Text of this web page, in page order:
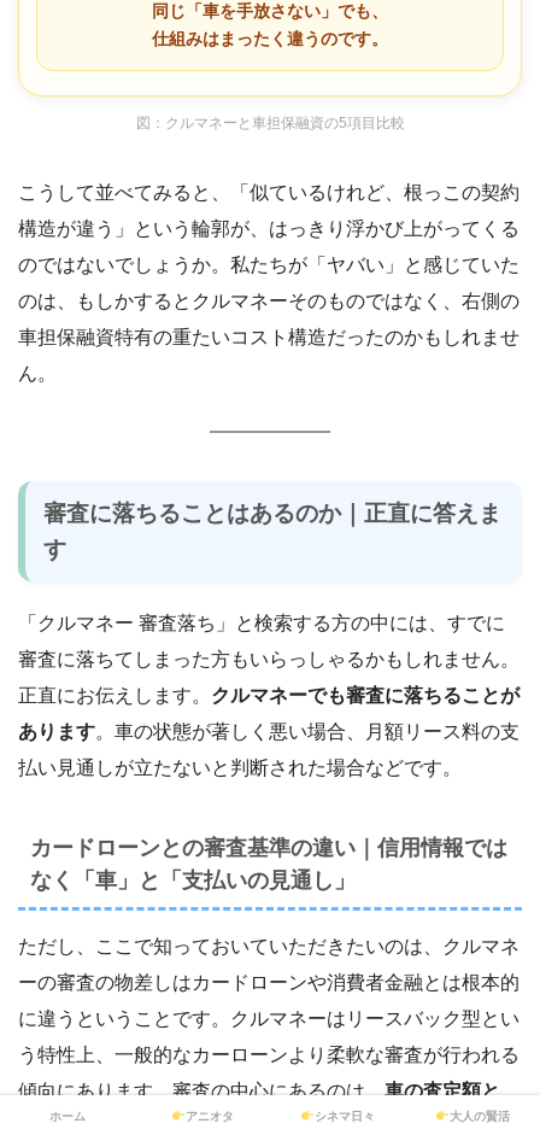
同じ「車を手放さない」でも、
仕組みはまったく違うのです。
図：クルマネーと車担保融資の5項目比較
こうして並べてみると、「似ているけれど、根っこの契約
構造が違う」という輪郭が、はっきり浮かび上がってくる
のではないでしょうか。私たちが「ヤバい」と感じていた
のは、もしかするとクルマネーそのものではなく、右側の
車担保融資特有の重たいコスト構造だったのかもしれませ
ん。
審査に落ちることはあるのか｜正直に答えま
す
「クルマネー 審査落ち」と検索する方の中には、すでに
審査に落ちてしまった方もいらっしゃるかもしれません。
正直にお伝えします。 クルマネーでも審査に落ちることが
あります。車の状態が著しく悪い場合、月額リース料の支
払い見通しが立たないと判断された場合などです。
カードローンとの審査基準の違い｜信用情報では
なく「車」と「支払いの見通し」
ただし、ここで知っておいていただきたいのは、クルマネ
ーの審査の物差しはカードローンや消費者金融とは根本的
に違うということです。クルマネーはリースバック型とい
う特性上、一般的なカーローンより柔軟な審査が行われる
傾向にあります。審査の中心にあるのは、車の査定額と、
月額リース料を払い続けられるかという見通し
です。だか
ホーム アニオタ シネマ日々 大人の賢活